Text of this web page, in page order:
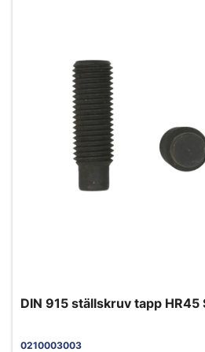
DIN 915 ställskruv tapp HR45
0210003003